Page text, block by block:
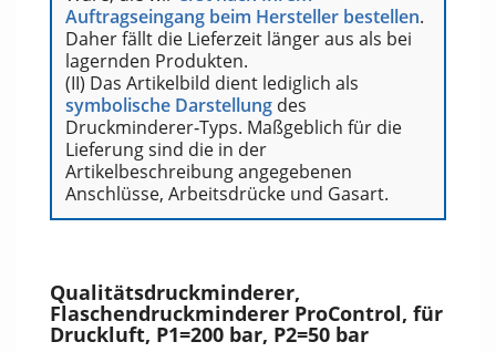
Auftragseingang beim Hersteller bestellen.
Daher fällt die Lieferzeit länger aus als bei
lagernden Produkten.
(II) Das Artikelbild dient lediglich als
symbolische Darstellung des
Druckminderer‑Typs. Maßgeblich für die
Lieferung sind die in der
Artikelbeschreibung angegebenen
Anschlüsse, Arbeitsdrücke und Gasart.
Qualitätsdruckminderer,
Flaschendruckminderer ProControl, für
Druckluft, P1=200 bar, P2=50 bar